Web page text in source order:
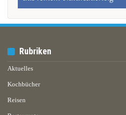
Rubriken
Aktuelles
Kochbücher
Reisen